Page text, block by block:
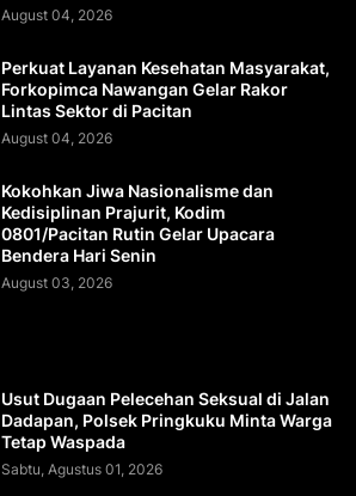
August 04, 2026
Perkuat Layanan Kesehatan Masyarakat,
Forkopimca Nawangan Gelar Rakor
Lintas Sektor di Pacitan
August 04, 2026
Kokohkan Jiwa Nasionalisme dan
Kedisiplinan Prajurit, Kodim
0801/Pacitan Rutin Gelar Upacara
Bendera Hari Senin
August 03, 2026
Usut Dugaan Pelecehan Seksual di Jalan
Dadapan, Polsek Pringkuku Minta Warga
Tetap Waspada
Sabtu, Agustus 01, 2026